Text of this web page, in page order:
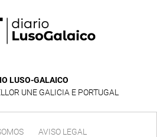
LUSO-GALAICO
UNE GALICIA E PORTUGAL
AVISO LEGAL